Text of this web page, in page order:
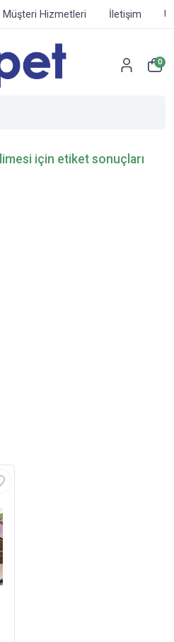
Müşteri Hizmetleri İletişim
0
için etiket sonuçları